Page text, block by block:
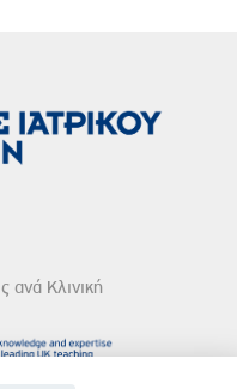
ανά Κλινική